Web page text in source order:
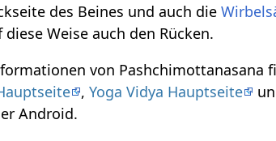
des Beines und auch die
Weise auch den Rücken.
von Pashchimottanasana
,Yoga Vidya Hauptseite
Android.